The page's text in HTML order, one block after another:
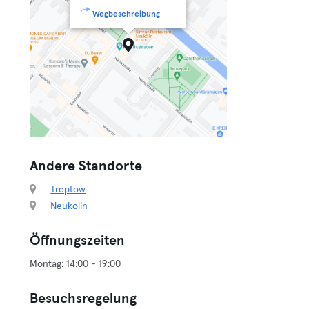
Wegbeschreibung
Andere Standorte
Treptow
Neukölln
Öffnungszeiten
Besuchsregelung